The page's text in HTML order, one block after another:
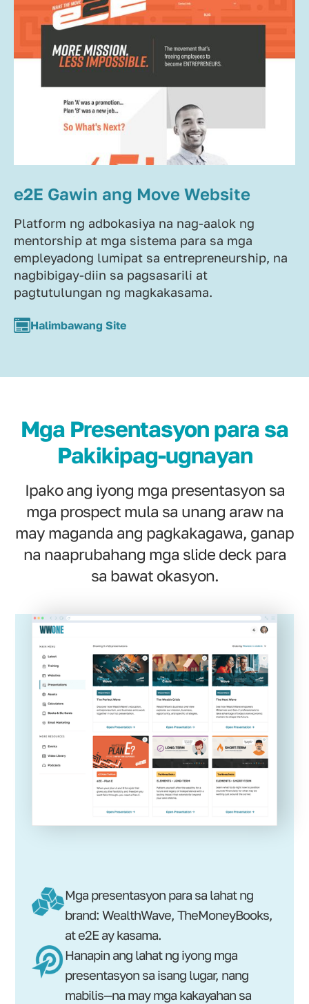
e2E Gawin ang Move Website
Platform ng adbokasiya na nag-aalok ng
mentorship at mga sistema para sa mga
empleyadong lumipat sa entrepreneurship, na
nagbibigay-diin sa pagsasarili at
pagtutulungan ng magkakasama.
Halimbawang Site
Mga Presentasyon para sa
Pakikipag-ugnayan
Ipako ang iyong mga presentasyon sa
mga prospect mula sa unang araw na
may maganda ang pagkakagawa, ganap
na naaprubahang mga slide deck para
sa bawat okasyon.
Mga presentasyon para sa lahat ng
brand: WealthWave, TheMoneyBooks,
at e2E ay kasama.
Hanapin ang lahat ng iyong mga
presentasyon sa isang lugar, nang
mabilis—na may mga kakayahan sa